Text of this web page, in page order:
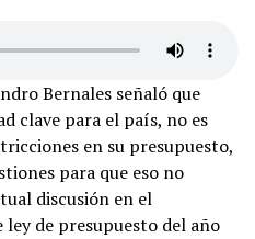
Bernales señaló que
clave para el país, no es
en su presupuesto,
para que eso no
discusión en el
de presupuesto del año